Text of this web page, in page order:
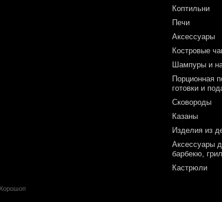
Коптильни
Печи
Аксессуары
Костровые
Шампуры и
Порционная
готовки и
Сковороды
Казаны
Изделия из
Аксессуары
барбекю,
Кастрюли